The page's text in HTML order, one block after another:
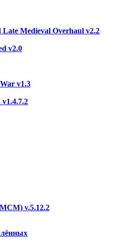
Medieval Overhaul v2.2
v2.0
v1.3
v.5.12.2